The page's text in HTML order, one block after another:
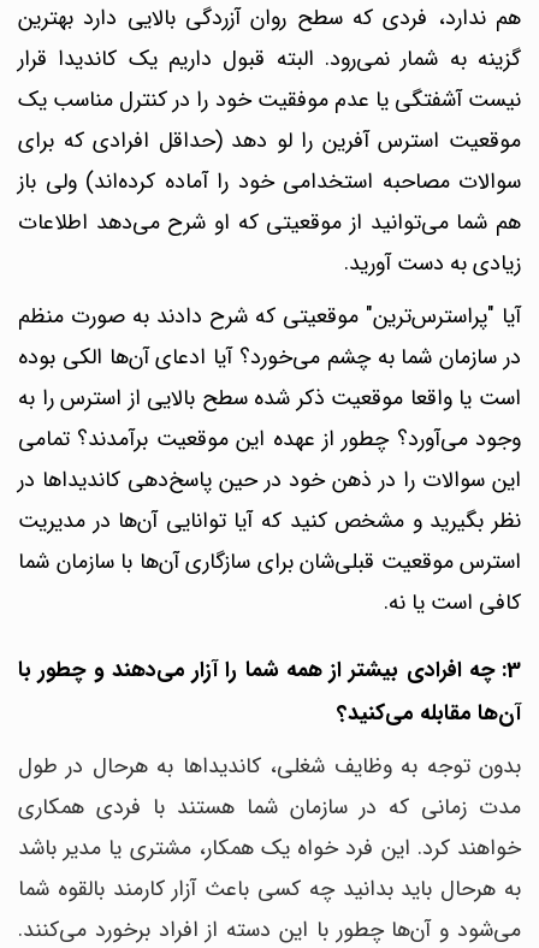
هم ندارد، فردی که سطح روان آزردگی بالایی دارد بهترین
گزینه به شمار نمی‌رود. البته قبول داریم یک کاندیدا قرار
نیست آشفتگی یا عدم موفقیت خود را در کنترل مناسب یک
موقعیت استرس آفرین را لو دهد (حداقل افرادی که برای
سوالات مصاحبه استخدامی خود را آماده کرده‌اند) ولی باز
هم شما می‌توانید از موقعیتی که او شرح می‌دهد اطلاعات
زیادی به دست آورید.
آیا "پراسترس‌ترین" موقعیتی که شرح دادند به صورت منظم
در سازمان شما به چشم می‌خورد؟ آیا ادعای آن‌ها الکی بوده
است یا واقعا موقعیت ذکر شده سطح بالایی از استرس را به
وجود می‌آورد؟ چطور از عهده این موقعیت بر‌آمدند؟ تمامی
این سوالات را در ذهن خود در حین پاسخ‌دهی کاندیداها در
نظر بگیرید و مشخص کنید که آیا توانایی آن‌ها در مدیریت
استرس موقعیت قبلی‌شان برای سازگاری آن‌ها با سازمان شما
کافی است یا نه.
3: چه افرادی بیشتر از همه شما را آزار می‌دهند و چطور با
آن‌ها مقابله می‌کنید؟
بدون توجه به وظایف شغلی، کاندیداها به هرحال در طول
مدت زمانی که در سازمان شما هستند با فردی همکاری
خواهند کرد. این فرد خواه یک همکار، مشتری یا مدیر باشد
به هرحال باید بدانید چه کسی باعث آزار کارمند بالقوه شما
می‌شود و آن‌ها چطور با این دسته از افراد برخورد می‌کنند.